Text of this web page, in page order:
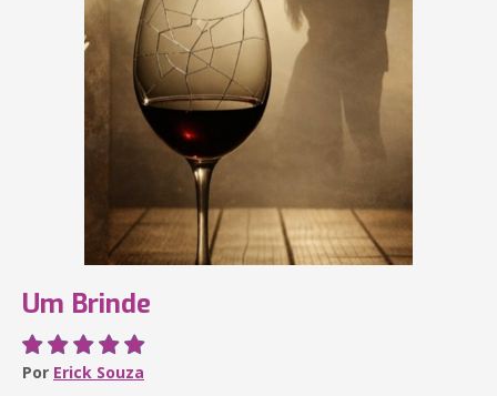
Um Brinde
Por Erick Souza